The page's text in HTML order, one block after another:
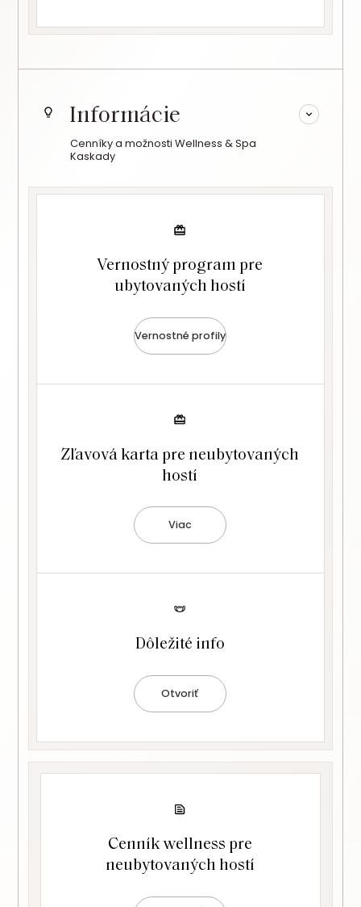
Informácie
Cenníky a možnosti Wellness & Spa
Kaskady
Vernostný program pre
ubytovaných hostí
Vernostné profily
Zľavová karta pre neubytovaných
hostí
Viac
Dôležité info
Otvoriť
Cenník wellness pre
neubytovaných hostí